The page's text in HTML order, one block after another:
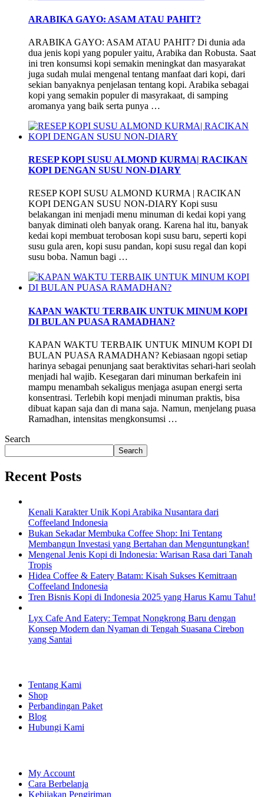
ARABIKA GAYO: ASAM ATAU PAHIT?
ARABIKA GAYO: ASAM ATAU PAHIT? Di dunia ada
dua jenis kopi yang populer yaitu, Arabika dan Robusta. Saat
ini tren konsumsi kopi semakin meningkat dan masyarakat
juga sudah mulai mengenal tentang manfaat dari kopi, dari
sekian banyaknya penjelasan tentang kopi. Arabika sebagai
kopi yang semakin populer di masyrakaat, di samping
aromanya yang baik serta punya …
RESEP KOPI SUSU ALMOND KURMA| RACIKAN
KOPI DENGAN SUSU NON-DIARY
RESEP KOPI SUSU ALMOND KURMA | RACIKAN
KOPI DENGAN SUSU NON-DIARY Kopi susu
belakangan ini menjadi menu minuman di kedai kopi yang
banyak diminati oleh banyak orang. Karena hal itu, banyak
kedai kopi membuat terobosan kopi susu baru, seperti kopi
susu gula aren, kopi susu pandan, kopi susu regal dan kopi
susu boba. Namun bagi …
KAPAN WAKTU TERBAIK UNTUK MINUM KOPI
DI BULAN PUASA RAMADHAN?
KAPAN WAKTU TERBAIK UNTUK MINUM KOPI DI
BULAN PUASA RAMADHAN? Kebiasaan ngopi setiap
harinya sebagai penunjang saat beraktivitas sehari-hari seolah
menjadi hal wajib. Kesegaran dari minuman berkafein ini
mampu menambah sekaligus menjaga asupan energi serta
konsentrasi. Terlebih kopi menjadi minuman praktis, bisa
dibuat kapan saja dan di mana saja. Namun, menjelang puasa
Ramadhan, intensitas mengkonsumsi …
Search
Search
Recent Posts
Kenali Karakter Unik Kopi Arabika Nusantara dari
Coffeeland Indonesia
Bukan Sekadar Membuka Coffee Shop: Ini Tentang
Membangun Investasi yang Bertahan dan Menguntungkan!
Mengenal Jenis Kopi di Indonesia: Warisan Rasa dari Tanah
Tropis
Hidea Coffee & Eatery Batam: Kisah Sukses Kemitraan
Coffeeland Indonesia
Tren Bisnis Kopi di Indonesia 2025 yang Harus Kamu Tahu!
Lyx Cafe And Eatery: Tempat Nongkrong Baru dengan
Konsep Modern dan Nyaman di Tengah Suasana Cirebon
yang Santai
Tentang Kami
Shop
Perbandingan Paket
Blog
Hubungi Kami
My Account
Cara Berbelanja
Kebijakan Pengiriman